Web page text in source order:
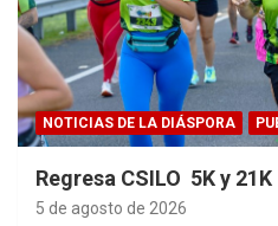
NOTICIAS DE LA DIÁSPORA
Regresa CSILO 5K y 21K
5 de agosto de 2026